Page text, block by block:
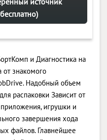
и Диагностика на
знакомого
Надобный объем
распаковки Зависит от
приложения, игрушки и
завершения хода
файлов. Главнейшее